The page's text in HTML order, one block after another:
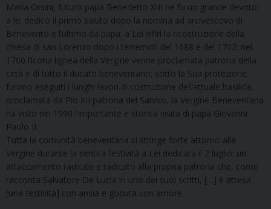
Maria Orsini, futuro papa Benedetto XIII ne fu un grande devoto:
a lei dedicò il primo saluto dopo la nomina ad arcivescovo di
Benevento e l’ultimo da papa; a Lei offrì la ricostruzione della
chiesa di san Lorenzo dopo i terremoti del 1688 e del 1702; nel
1700 l’icona lignea della Vergine venne proclamata patrona della
città e di tutto il ducato beneventano; sotto la Sua protezione
furono eseguiti i lunghi lavori di costruzione dell’attuale basilica;
proclamata da Pio XII patrona del Sannio, la Vergine Beneventana
ha visto nel 1990 l’importante e storica visita di papa Giovanni
Paolo II.
Tutta la comunità beneventana si stringe forte attorno alla
Vergine durante la sentita festività a Lei dedicata il 2 luglio: un
attaccamento radicale e radicato alla propria patrona che, come
racconta Salvatore De Lucia in uno dei suoi scritti, […] è attesa
[una festività] con ansia e goduta con amore.